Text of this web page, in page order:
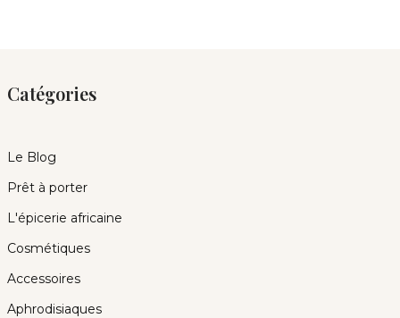
Catégories
Le Blog
Prêt à porter
L'épicerie africaine
Cosmétiques
Accessoires
Aphrodisiaques